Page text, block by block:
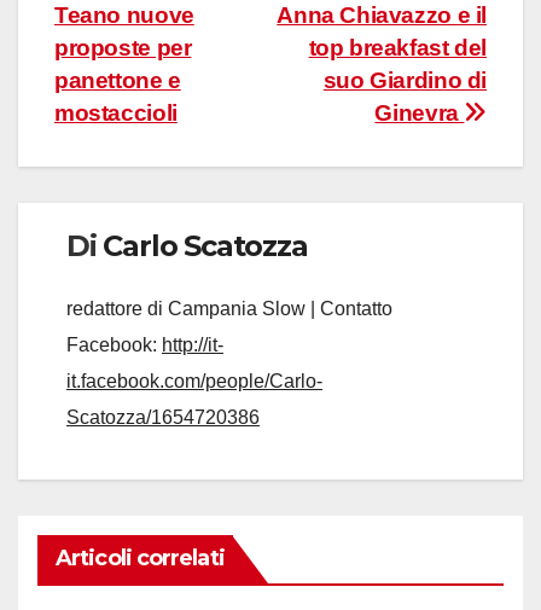
Anna Chiavazzo e il
top breakfast del
suo Giardino di
Ginevra
Teano nuove
proposte per
panettone e
mostaccioli
Di Carlo Scatozza
redattore di Campania Slow | Contatto
Facebook: http://it-
it.facebook.com/people/Carlo-
Scatozza/1654720386
Articoli correlati